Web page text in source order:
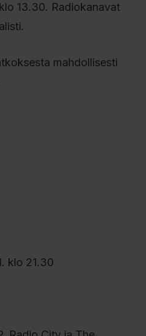
13.30. Radiokanavat
mahdollisesti
klo 21.30